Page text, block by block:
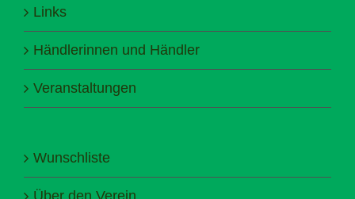
Links
Händlerinnen und Händler
Veranstaltungen
Wunschliste
Über den Verein